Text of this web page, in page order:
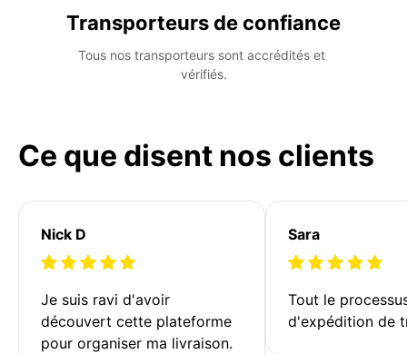
Transporteurs de confiance
Tous nos transporteurs sont accrédités et
vérifiés.
Ce que disent nos clients
Nick D
Je suis ravi d'avoir
découvert cette plateforme
pour organiser ma livraison.
Sara
Tout le
d'expédition de